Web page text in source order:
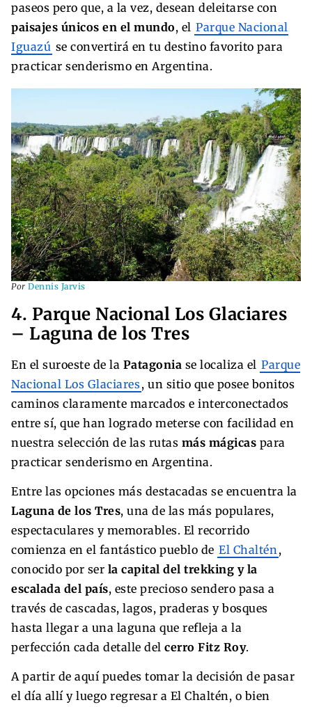
paseos pero que, a la vez, desean deleitarse con
paisajes únicos en el mundo, el Parque Nacional
Iguazú se convertirá en tu destino favorito para
practicar senderismo en Argentina.
Por Dennis Jarvis
4. Parque Nacional Los Glaciares
– Laguna de los Tres
En el suroeste de la Patagonia se localiza el Parque
Nacional Los Glaciares, un sitio que posee bonitos
caminos claramente marcados e interconectados
entre sí, que han logrado meterse con facilidad en
nuestra selección de las rutas más mágicas para
practicar senderismo en Argentina.
Entre las opciones más destacadas se encuentra la
Laguna de los Tres, una de las más populares,
espectaculares y memorables. El recorrido
comienza en el fantástico pueblo de El Chaltén,
conocido por ser la capital del trekking y la
escalada del país, este precioso sendero pasa a
través de cascadas, lagos, praderas y bosques
hasta llegar a una laguna que refleja a la
perfección cada detalle del cerro Fitz Roy.
A partir de aquí puedes tomar la decisión de pasar
el día allí y luego regresar a El Chaltén, o bien